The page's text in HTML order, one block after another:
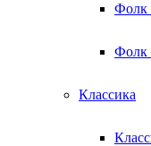
Фолк
Фолк
Классика